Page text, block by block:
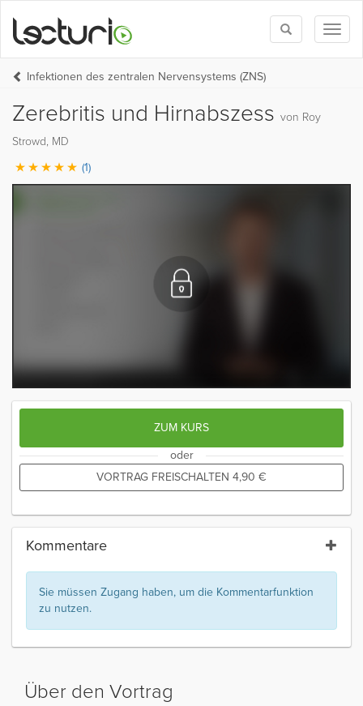
Toggle
search
Infektionen des zentralen Nervensystems (ZNS)
Zerebritis und Hirnabszess von Roy
Strowd, MD
(1)
ZUM KURS
oder
VORTRAG FREISCHALTEN 4,90 €
Kommentare
Sie müssen Zugang haben, um die Kommentarfunktion
zu nutzen.
Über den Vortrag